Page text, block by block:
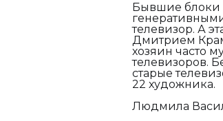
Бывшие блоки
телевизор. А
Дмитрием
хозяин часто
телевизоров.
старые
22 художника.
Людмила